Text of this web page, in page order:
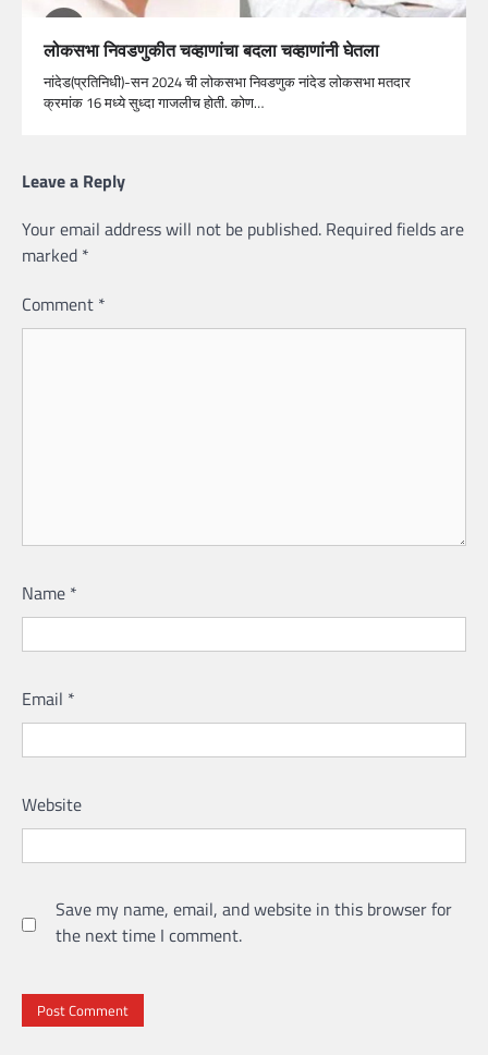
लोकसभा निवडणुकीत चव्हाणांचा बदला चव्हाणांनी घेतला
नांदेड(प्रतिनिधी)-सन 2024 ची लोकसभा निवडणुक नांदेड लोकसभा मतदार
क्रमांक 16 मध्ये सुध्दा गाजलीच होती. कोण…
Leave a Reply
Your email address will not be published. Required fields are
marked *
Comment *
Name *
Email *
Website
Save my name, email, and website in this browser for
the next time I comment.